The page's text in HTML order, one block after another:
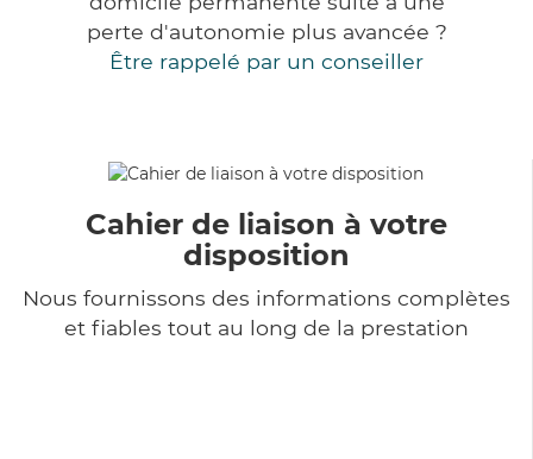
perte d'autonomie plus avancée ?
Être rappelé par un conseiller
Cahier de liaison à votre
disposition
Nous fournissons des informations complètes
et fiables tout au long de la prestation